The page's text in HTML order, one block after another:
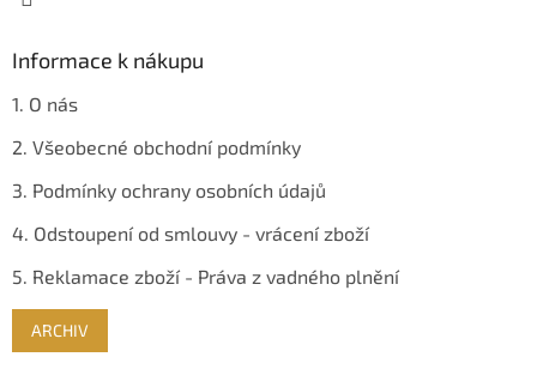
Informace k nákupu
1. O nás
2. Všeobecné obchodní podmínky
3. Podmínky ochrany osobních údajů
4. Odstoupení od smlouvy - vrácení zboží
5. Reklamace zboží - Práva z vadného plnění
ARCHIV